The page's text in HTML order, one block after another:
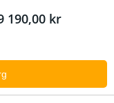
190,00 kr